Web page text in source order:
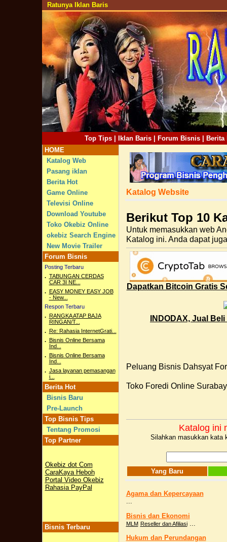
Ratunya Iklan Baris
Top Tips| Iklan Baris| Forum Bisnis|
Berita
HOME
Katalog Web
Pasang iklan
Berita Hot
Game Online
Televisi Online
Download Youtube
Toko Okebiz Online
okebiz Search Engine
New Movie Trailer
Forum Bisnis
Posting Terbaru
. TABUNGAN CERDAS
CAR 3I NE...
. EASY MONEY EASY JOB
- New...
Respon Terbaru
. RANGKA ATAP BAJA
RINGAN/T...
. Re: Rahasia InternetGrati...
. Bisnis Online Bersama
Ind...
. Bisnis Online Bersama
Ind...
. Jasa layanan pemasangan
i...
Berita Hot
Bisnis Baru
Pre-Launch
Top Bisnis Tips
Tentang Promosi
Top Partner
Okebiz dot Com
CaraKaya Heboh
Portal Video Okebiz
Rahasia PayPal
Bisnis Terbaru
Katalog Website
Berikut Top 10
Untuk memasukkan web
Katalog ini. Anda dapat
Dapatkan Bitcoin Gratis
INDODAX, Jual
Peluang Bisnis Dahsyat
Toko Foredi Online
Katalog ini
Silahkan masukkan kata
Yang Baru
Agama dan Kepercayaan
...
Bisnis dan Ekonomi
MLM Reseller dan Afiliasi...
Hukum dan Perundangan